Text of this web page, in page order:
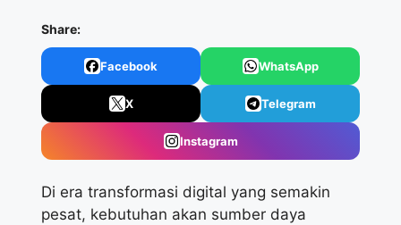
Share:
Facebook WhatsApp
X Telegram
Instagram
Di era transformasi digital yang semakin
pesat, kebutuhan akan sumber daya